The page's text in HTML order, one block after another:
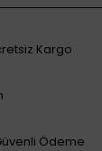
Kargo
Ödeme